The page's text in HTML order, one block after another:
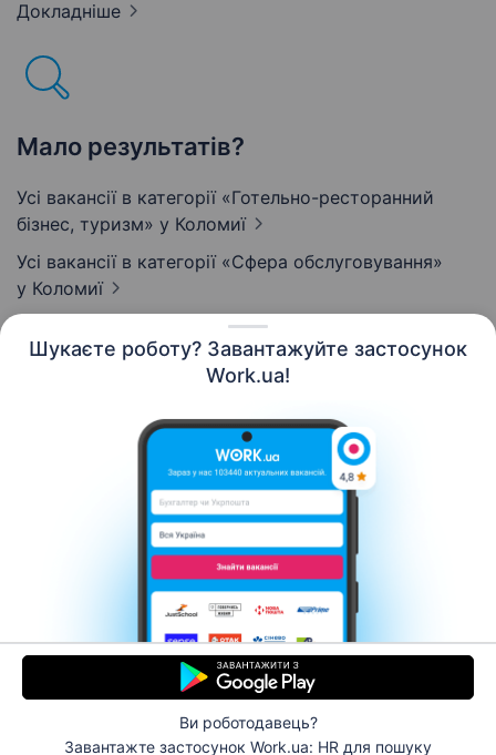
Шукаєте роботу? Завантажуйте застосунок
Work.ua!
Ви роботодавець?
Завантажте застосунок Work.ua: HR для пошуку
Докладніше
Мало результатів?
Усі вакансії в категорії «Готельно-ресторанний
бізнес, туризм» у Коломиї
Усі вакансії в категорії «Сфера обслуговування»
у Коломиї
Контакти Про нас
Кар’єра
Допомога Умови використання
© 2006–2026 Work.ua. Сервіс пошуку роботи №1 в